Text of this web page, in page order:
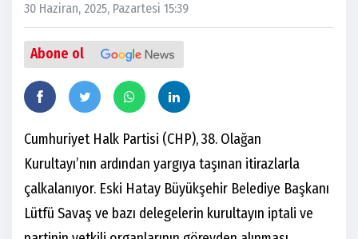
30 Haziran, 2025, Pazartesi 15:39
Abone ol
Cumhuriyet Halk Partisi (CHP), 38. Olağan
Kurultayı’nın ardından yargıya taşınan itirazlarla
çalkalanıyor. Eski Hatay Büyükşehir Belediye Başkanı
Lütfü Savaş ve bazı delegelerin kurultayın iptali ve